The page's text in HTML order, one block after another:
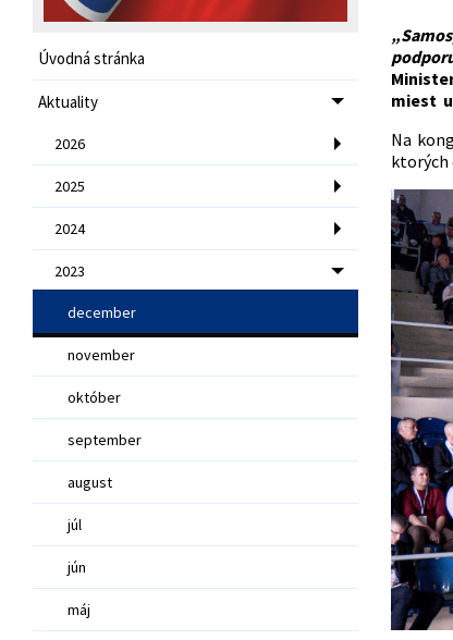
Úvodná stránka
Aktuality
2026
2025
2024
2023
december
november
október
september
august
júl
jún
máj
miest
Na
ktorých